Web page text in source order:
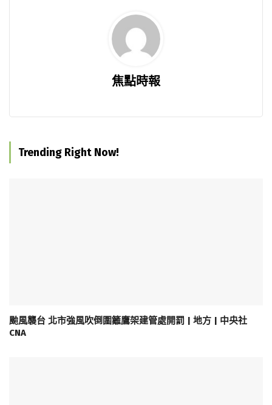
焦點時報
Trending Right Now!
颱風襲台 北市強風吹倒圍籬鷹架建管處開罰 | 地方 | 中央社
CNA